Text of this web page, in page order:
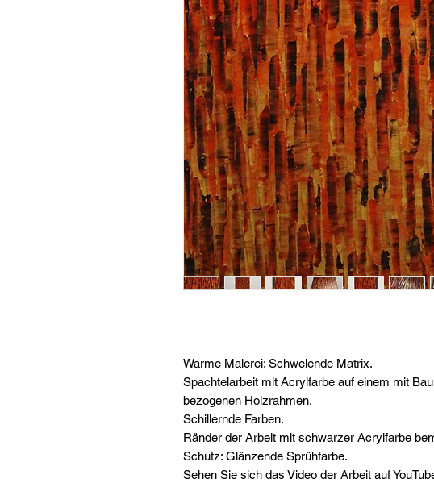
Warme Malerei: Schwelende Matrix.
Spachtelarbeit mit Acrylfarbe auf einem mit
bezogenen Holzrahmen.
Schillernde Farben.
Ränder der Arbeit mit schwarzer Acrylfarbe
Schutz: Glänzende Sprühfarbe.
Sehen Sie sich das Video der Arbeit auf